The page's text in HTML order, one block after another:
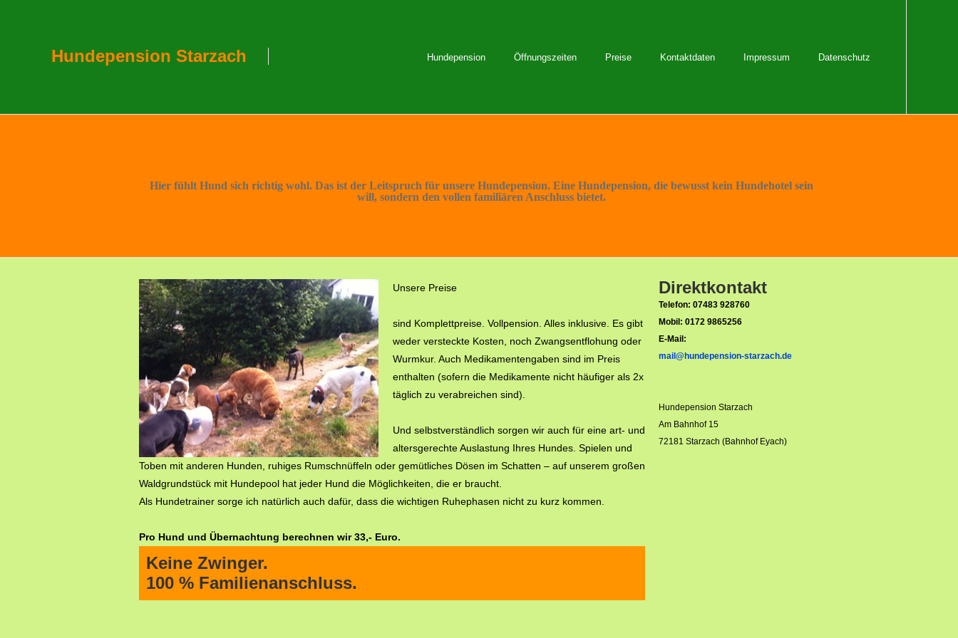
Hundepension Starzach Hundepension Öffnungszeiten Preise Kontaktdaten Impressum Datenschutz
Hier fühlt Hund sich richtig wohl. Das ist der Leitspruch für unsere Hundepension. Eine Hundepension, die bewusst kein Hundehotel sein
will, sondern den vollen familiären Anschluss bietet.
Unsere Preise
sind Komplettpreise. Vollpension. Alles inklusive. Es gibt
weder versteckte Kosten, noch Zwangsentflohung oder
Wurmkur. Auch Medikamentengaben sind im Preis
enthalten (sofern die Medikamente nicht häufiger als 2x
täglich zu verabreichen sind).
Und selbstverständlich sorgen wir auch für eine art- und
altersgerechte Auslastung Ihres Hundes. Spielen und
Toben mit anderen Hunden, ruhiges Rumschnüffeln oder gemütliches Dösen im Schatten – auf unserem großen
Waldgrundstück mit Hundepool hat jeder Hund die Möglichkeiten, die er braucht.
Als Hundetrainer sorge ich natürlich auch dafür, dass die wichtigen Ruhephasen nicht zu kurz kommen.
Pro Hund und Übernachtung berechnen wir 33,- Euro.
Keine Zwinger.
100 % Familienanschluss.
Direktkontakt
Telefon: 07483 928760
Mobil: 0172 9865256
E-Mail:
mail@hundepension-starzach.de
Hundepension Starzach
Am Bahnhof 15
72181 Starzach (Bahnhof Eyach)